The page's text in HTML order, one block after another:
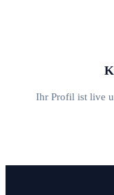
Ihr Profil ist live